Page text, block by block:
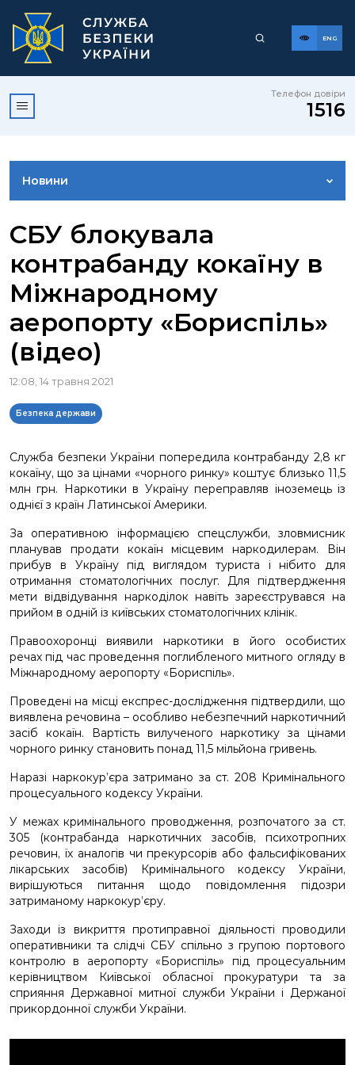
ENG
Телефон довіри
1516
Новини
ФОТОГАЛЕРЕЯ
ВІДЕОГАЛЕРЕЯ
КОНТАКТИ ПРЕСЦЕНТРУ
СБУ блокувала
контрабанду кокаїну в
Міжнародному
аеропорту «Бориспіль»
(відео)
12:08, 14 травня 2021
Безпека держави
Служба безпеки України попередила контрабанду 2,8 кг
кокаїну, що за цінами «чорного ринку» коштує близько 11,5
млн грн. Наркотики в Україну переправляв іноземець із
однієї з країн Латинської Америки.
За оперативною інформацією спецслужби, зловмисник
планував продати кокаїн місцевим наркодилерам. Він
прибув в Україну під виглядом туриста і нібито для
отримання стоматологічних послуг. Для підтвердження
мети відвідування наркоділок навіть зареєструвався на
прийом в одній із київських стоматологічних клінік.
Правоохоронці виявили наркотики в його особистих
речах під час проведення поглибленого митного огляду в
Міжнародному аеропорту «Бориспіль».
Проведені на місці експрес-дослідження підтвердили, що
виявлена речовина – особливо небезпечний наркотичний
засіб кокаїн. Вартість вилученого наркотику за цінами
чорного ринку становить понад 11,5 мільйона гривень.
Наразі наркокур’єра затримано за ст. 208 Кримінального
процесуального кодексу України.
У межах кримінального проводження, розпочатого за ст.
305 (контрабанда наркотичних засобів, психотропних
речовин, їх аналогів чи прекурсорів або фальсифікованих
лікарських засобів) Кримінального кодексу України,
вирішуються питання щодо повідомлення підозри
затриманому наркокур’єру.
Заходи із викриття протиправної діяльності проводили
оперативники та слідчі СБУ спільно з групою портового
контролю в аеропорту «Бориспіль» під процесуальним
керівництвом Київської обласної прокуратури та за
сприяння Державної митної служби України і Держаної
прикордонної служби України.